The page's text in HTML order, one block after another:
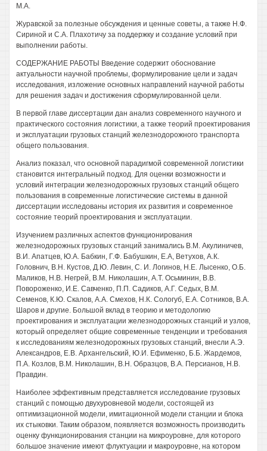
М.А.
Журавской за полезные обсуждения и ценные советы, а также Н.Ф.
Сириной и С.А. Плахотичу за поддержку и создание условий при
выполнении работы.
СОДЕРЖАНИЕ РАБОТЫ Введение содержит обоснование
актуальности научной проблемы, формулирование цели и задач
исследования, изложение основных направлений научной работы
для решения задач и достижения сформулированной цели.
В первой главе диссертации дан анализ современного научного и
практического состояния логистики, а также теорий проектирования
и эксплуатации грузовых станций железнодорожного транспорта
общего пользования.
Анализ показал, что основной парадигмой современной логистики
становится интегральный подход. Для оценки возможности и
условий интеграции железнодорожных грузовых станций общего
пользования в современные логистические системы в данной
диссертации исследованы история их развития и современное
состояние теорий проектирования и эксплуатации.
Изучением различных аспектов функционирования
железнодорожных грузовых станций занимались В.М. Акулиничев,
В.И. Апатцев, Ю.А. Бабкин, Г.Ф. Бабушкин, Е.А, Ветухов, А.К.
Головнич, В.Н. Кустов, Д.Ю. Левин, С. И. Логинов, Н.Е. Лысенко, О.Б.
Маликов, Н.В. Негрей, В.М. Николашин, А.Т. Осьминин, В.В.
Повороженко, И.Е. Савченко, П.П. Садиков, А.Г. Седых, В.М.
Семенов, К.Ю. Скалов, A.A. Смехов, Н.К. Сологуб, Е.А. Сотников, В.А.
Шаров и другие. Большой вклад в теорию и методологию
проектирования и эксплуатации железнодорожных станций и узлов,
который определяет общие современные тенденции и требования
к исследованиям железнодорожных грузовых станций, внесли А.Э.
Александров, Е.В. Архангельский, Ю.И. Ефименко, Б.Б. Жардемов,
П.А. Козлов, В.М. Николашин, В.Н. Образцов, В.А. Персианов, Н.В.
Правдин.
Наиболее эффективным представляется исследование грузовых
станций с помощью двухуровневой модели, состоящей из
оптимизационной модели, имитационной модели станции и блока
их стыковки. Таким образом, появляется возможность производить
оценку функционирования станции на микроуровне, для которого
большое значение имеют флуктуации и макроуровне, на котором